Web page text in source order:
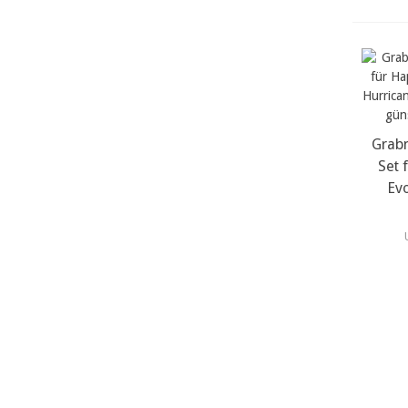
Set